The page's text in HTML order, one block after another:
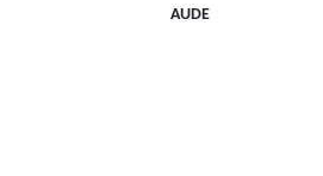
AUDE